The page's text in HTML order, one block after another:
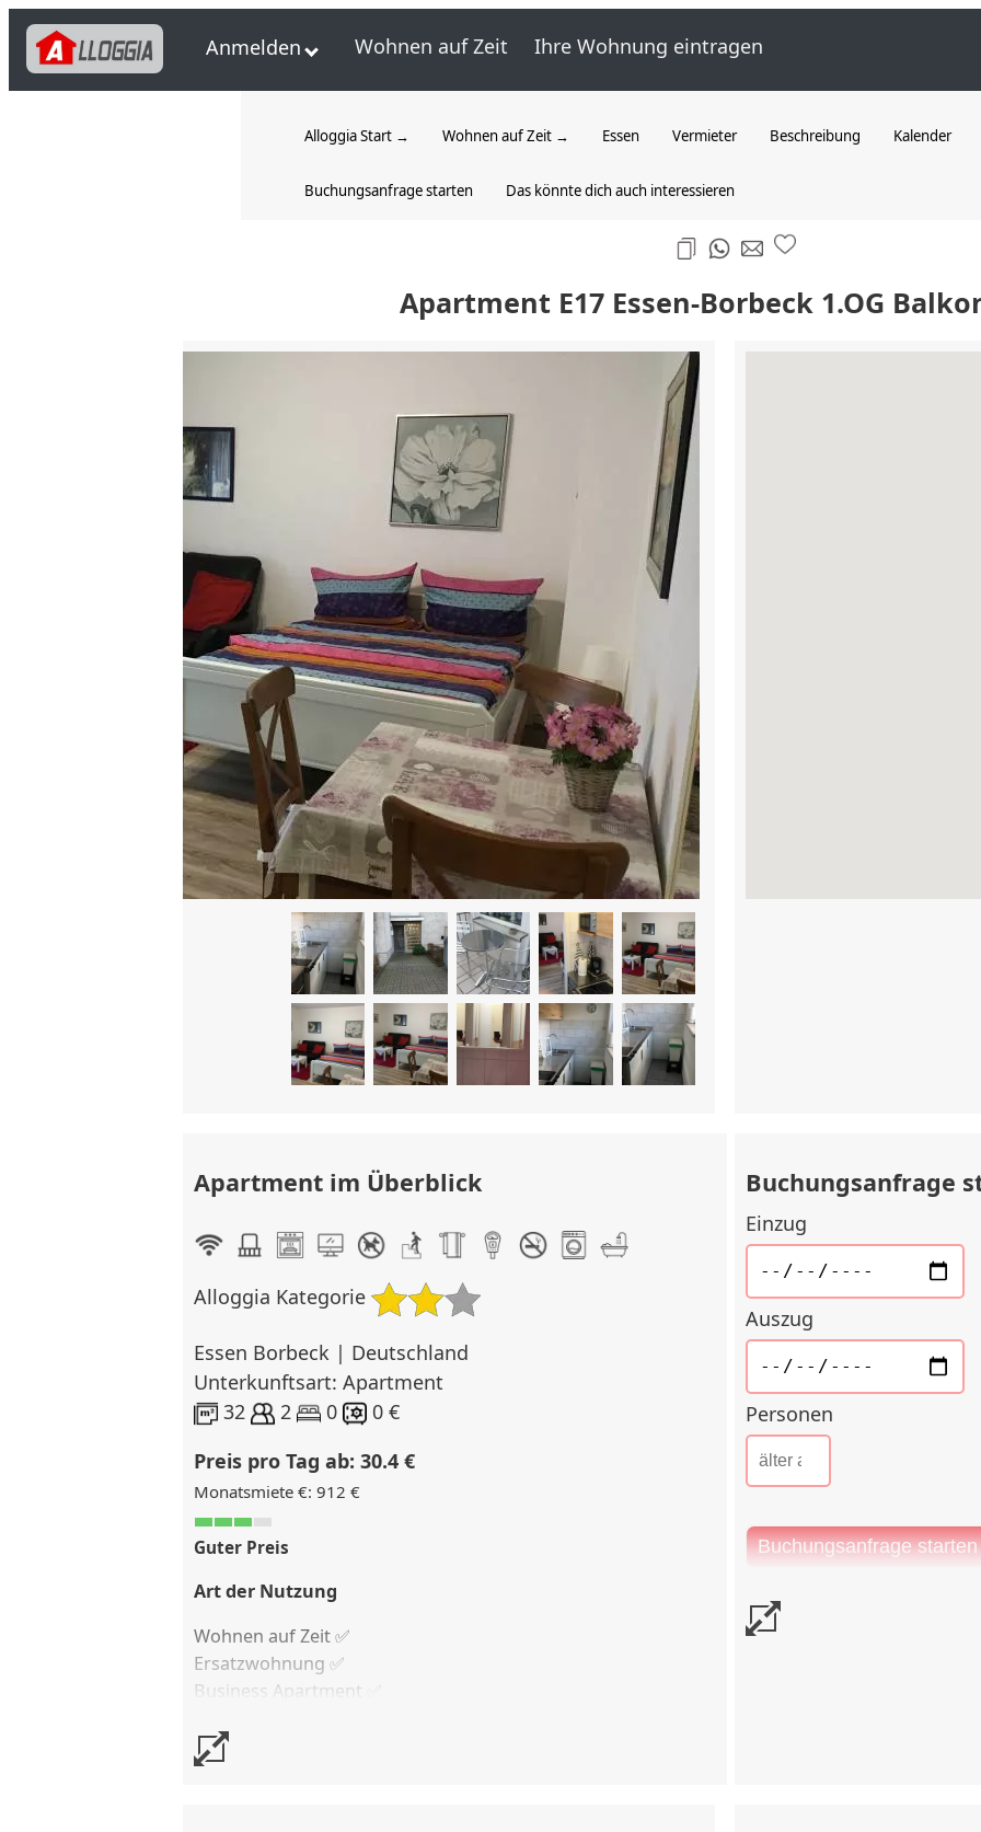
Anmelden Wohnen auf Zeit Ihre Wohnung eintragen
Alloggia Start → Wohnen auf Zeit → Essen Vermieter Beschreibung Kalender
Buchungsanfrage starten Das könnte dich auch interessieren
Apartment E17 Essen-Borbeck 1.OG
Apartment im Überblick
Alloggia Kategorie
Essen Borbeck | Deutschland
Unterkunftsart: Apartment
32
2 0
0 €
Preis pro Tag ab: 30.4 €
Monatsmiete €: 912 €
Guter Preis
Art der Nutzung
Wohnen auf Zeit ✅
Ersatzwohnung ✅
Business Apartment ✅
Kostenlose Stornierung
Stornierungsgebühr
Buchungsanfrage
Einzug
Auszug
Personen